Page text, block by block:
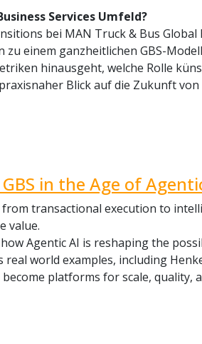
Services Umfeld?
bei MAN Truck & Bus Global
zu einem ganzheitlichen GBS-
hinausgeht, welche Rolle
Blick auf die Zukunft von
in the Age of
transactional execution to
value.
Agentic AI is reshaping the
world examples, including
platforms for scale, quality,